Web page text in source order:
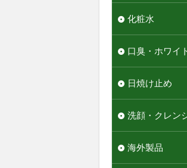
化粧水
口臭・ホワイ
日焼け止め
洗顔・クレン
海外製品